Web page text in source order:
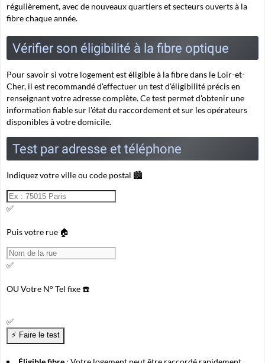
régulièrement, avec de nouveaux quartiers et secteurs ouverts à la
fibre chaque année.
Vérifier son éligibilité à la fibre optique
Pour savoir si votre logement est éligible à la fibre dans le Loir-et-
Cher, il est recommandé d'effectuer un test d'éligibilité précis en
renseignant votre adresse complète. Ce test permet d'obtenir une
information fiable sur l'état du raccordement et sur les opérateurs
disponibles à votre domicile.
Test par adresse et téléphone
Indiquez votre ville ou code postal 🏙️
✅
Puis votre rue 🏠
✅
OUVotre N° Tel fixe ☎️
✅